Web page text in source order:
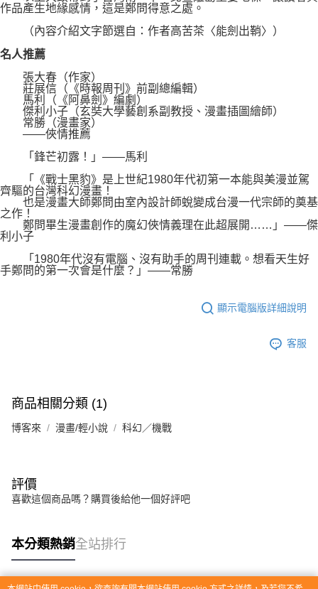
作品產生地緣感情，這是鄭問得意之處。
（內容介紹文字節選自：作者高苦茶〈能劍出鞘〉）
名人推薦
張大春（作家）
莊展信（《時報周刊》前副總編輯）
馬利（《阿鼻劍》編劇）
傑利小子（玄奘大學藝創系副教授、漫畫插圖繪師）
常勝（漫畫家）
――俠情推薦
「鋒芒初露！」――馬利
「《戰士黑豹》是上世紀1980年代初第一本能與美漫並駕
齊驅的台灣科幻漫畫！
也是漫畫大師鄭問由室內設計師蛻變成台漫一代宗師的奠基
之作！
鄭問畢生漫畫創作的魔幻俠情義理在此超展開……」――傑
利小子
「1980年代沒有電腦、沒有助手的周刊連載。想看天生好
手鄭問的第一次會是什麼？」――常勝
顯示電腦版詳細說明
客服
商品相關分類 (1)
博客來 漫畫/輕小說 科幻／機戰
評價
喜歡這個商品嗎？購買後給他一個好評吧
本分類熱銷全站排行